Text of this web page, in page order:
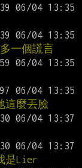
一個謊言
這麼丟臉
是Lier